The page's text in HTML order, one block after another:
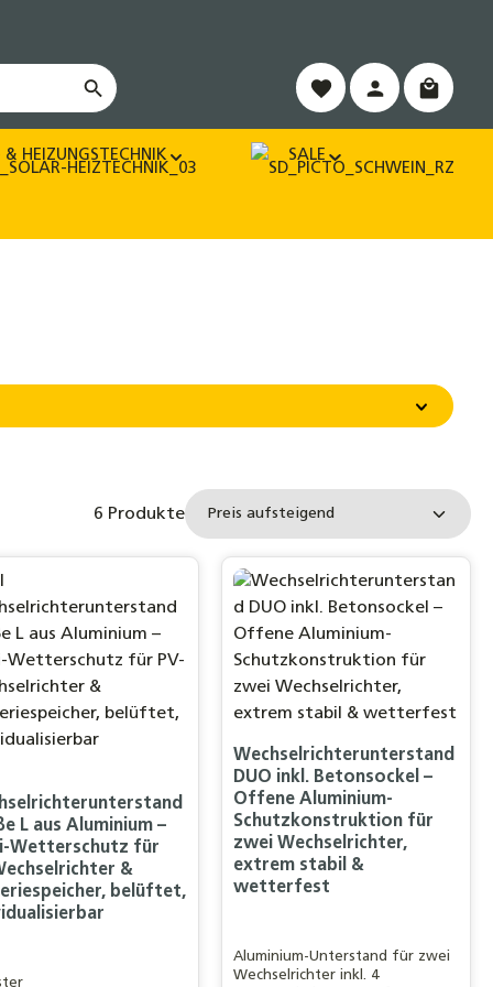
& HEIZUNGSTECHNIK SALE
6 Produkte
L aus Aluminium –
Wetterschutz für
&
belüftet,
Wechselrichterunterstand
DUO inkl. Betonsockel –
Offene Aluminium-
Schutzkonstruktion für
zwei Wechselrichter,
extrem stabil &
wetterfest
Aluminium-Unterstand für zwei
Wechselrichter inkl. 4